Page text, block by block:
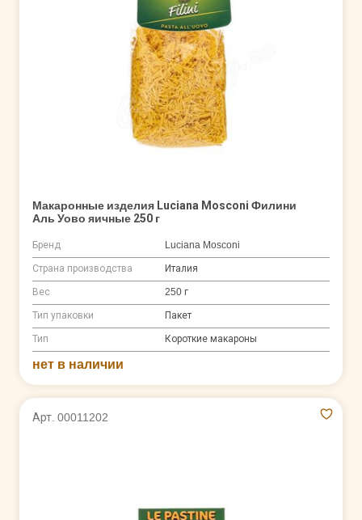
Макаронные изделия Luciana Mosconi Филини
Аль Уово яичные 250 г
Бренд Luciana Mosconi
Страна производства Италия
Вес 250 г
Тип упаковки Пакет
Тип Короткие макароны
нет в наличии
Арт. 00011202